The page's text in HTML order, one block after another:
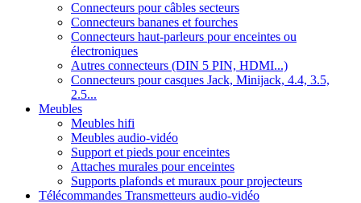
Connecteurs pour câbles secteurs
Connecteurs bananes et fourches
Connecteurs haut-parleurs pour enceintes ou
électroniques
Autres connecteurs (DIN 5 PIN, HDMI...)
Connecteurs pour casques Jack, Minijack, 4.4, 3.5,
2.5...
Meubles
Meubles hifi
Meubles audio-vidéo
Support et pieds pour enceintes
Attaches murales pour enceintes
Supports plafonds et muraux pour projecteurs
Télécommandes Transmetteurs audio-vidéo